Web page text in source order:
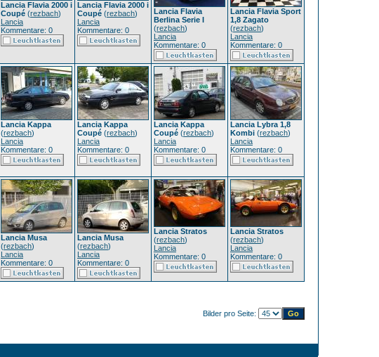
Lancia Flavia 2000 i
Coupé (rezbach)
Lancia
Kommentare: 0
Lancia Flavia 2000 i
Coupé (rezbach)
Lancia
Kommentare: 0
Lancia Flavia
Berlina Serie I
(rezbach)
Lancia
Kommentare: 0
Lancia Flavia Sport
1,8 Zagato
(rezbach)
Lancia
Kommentare: 0
Lancia Kappa
(rezbach)
Lancia
Kommentare: 0
Lancia Kappa
Coupé (rezbach)
Lancia
Kommentare: 0
Lancia Kappa
Coupé (rezbach)
Lancia
Kommentare: 0
Lancia Lybra 1,8
Kombi (rezbach)
Lancia
Kommentare: 0
Lancia Musa
(rezbach)
Lancia
Kommentare: 0
Lancia Musa
(rezbach)
Lancia
Kommentare: 0
Lancia Stratos
(rezbach)
Lancia
Kommentare: 0
Lancia Stratos
(rezbach)
Lancia
Kommentare: 0
Bilder pro Seite: